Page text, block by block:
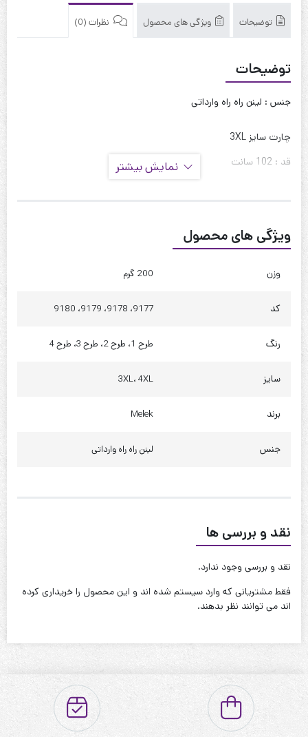
توضیحات ویژگی های محصول نظرات (0)
توضیحات
جنس : لینن راه راه وارداتی
چارت سایز 3XL
قد : 102 سانت
دور بازو : 45 سانت
دور باسن : 125 سانت
چارت سایز 4XL
حلقه آستین : 62 سانت
دور بازو : 48 سانت
نحوه شستشو:با آب 40 درجه و بدون استفاده از مایعات سفیدکننده
نمایش بیشتر
ویژگی های محصول
وزن 200 گرم
کد 9177، 9178، 9179، 9180
رنگ طرح 1، طرح 2، طرح 3، طرح 4
سایز 3XL، 4XL
برند Melek
جنس لینن راه راه وارداتی
نقد و بررسی ها
نقد و بررسی وجود ندارد.
فقط مشتریانی که وارد سیستم شده اند و این محصول را خریداری کرده
اند می توانند نظر بدهند.